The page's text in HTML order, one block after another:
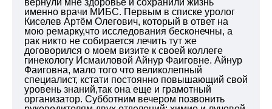
вернули мне здоровье и сохранили жизнь
именно врачи МИБС. Первым в списке уролог
Киселев Артём Олегович, который в ответ на
мою ремарку,что исследования бесконечны, а
рак никто не собирается лечить тут же
договорился о моем визите к своей коллеге
гинекологу Исмаиловой Айнур Фаиговне. Айнур
Фаиговна, мало того что великолепный
специалист, кстати постоянно повышающий свой
уровень знаний,так она еще и грамотный
организатор. Субботним вечером позвонить